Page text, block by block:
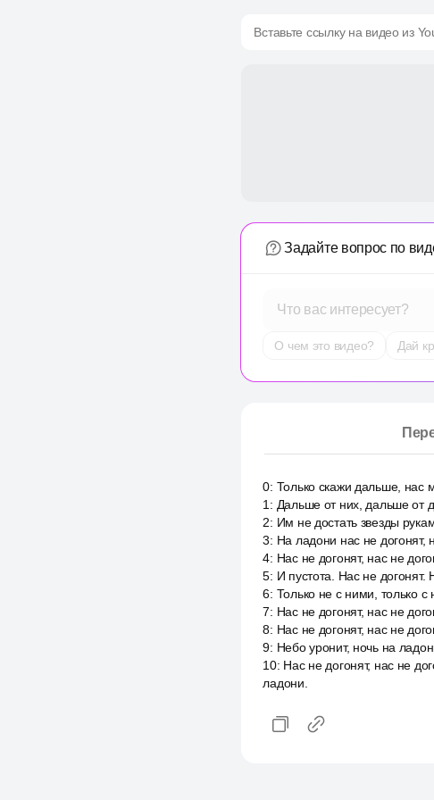
Вставьте ссылку на видео из
Задайте вопрос по
Что вас интересует?
О чем это видео? Дай
0: Только скажи дальше, нас
1 : Дальше от них, дальше от
2: Им не достать звезды
3: На ладони нас не догонят,
4: Нас не догонят, нас не
5: И пустота. Нас не догонят.
6: Только не с ними, только
7: Нас не догонят, нас не
8: Нас не догонят, нас не
9: Небо уронит, ночь на
10: Нас не догонят, нас не
ладони.